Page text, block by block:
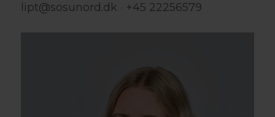
lipt@sosunord.dk +45 22256579